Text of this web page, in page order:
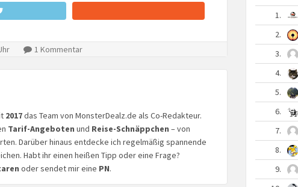
1 Kommentar
2017das Team von MonsterDealz.de als Co-Redakteur.
Tarif-Angeboten und Reise-Schnäppchen – von
Darüber hinaus entdecke ich regelmäßig spannende
Habt ihr einen heißen Tipp oder eine Frage?
oder sendet mir eine PN.
1.
2.
3.
4.
5.
6.
7.
8.
9.